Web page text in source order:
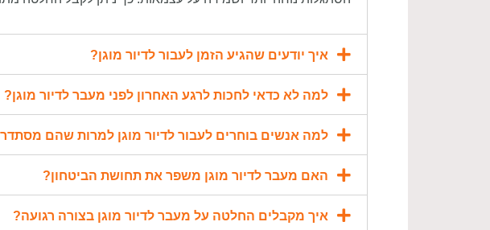
איך יודעים שהגיע הזמן לעבור לדיור מוגן?
למה לא כדאי לחכות לרגע האחרון לפני מעבר לדיור מוגן?
למה אנשים בוחרים לעבור לדיור מוגן למרות שהם
האם מעבר לדיור מוגן משפר את תחושת הביטחון?
איך מקבלים החלטה על מעבר לדיור מוגן בצורה רגועה?